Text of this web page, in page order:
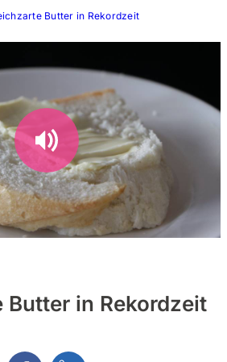
Butter in Rekordzeit
Butter in Rekordzeit